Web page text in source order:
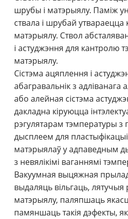
шрубы і матэрыялу. Паміж
ствала і шрубай утвараецца
матэрыялу. Ствол
і астуджэння для кантролю
матэрыялу.
Сістэма ацяплення і
абагравальнік з адліванага
або алейная сістэма
дакладна кіруюцца
рэгулятарам тэмпературы
дысплеем для пластыфікацыі
матэрыялаў у адпаведным
з невялікімі ваганнямі
Вакуумная выцяжная
выдаляць вільгаць, лятучыя
матэрыялу, паляпшаць
памяншаць такія дэфекты,